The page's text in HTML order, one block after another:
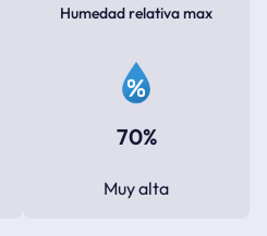
Humedad relativa max
70%
Muy alta